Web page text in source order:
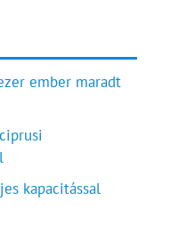
ember maradt
kapacitással